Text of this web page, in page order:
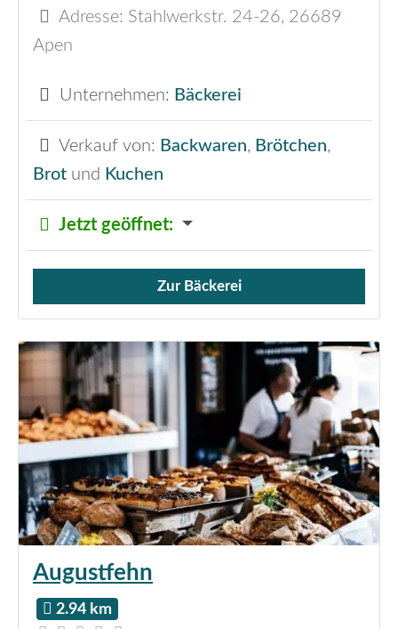
Adresse: Stahlwerkstr. 24-26, 26689
Apen
Unternehmen: Bäckerei
Verkauf von: Backwaren, Brötchen,
Brot und Kuchen
Jetzt geöffnet:
Verkauf von Brötchen,
Zur Bäckerei
Augustfehn
2.94 km